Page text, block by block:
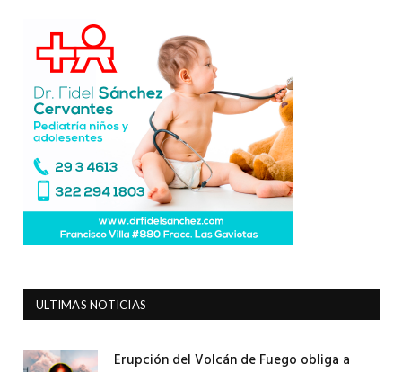
ULTIMAS NOTICIAS
Erupción del Volcán de Fuego obliga a